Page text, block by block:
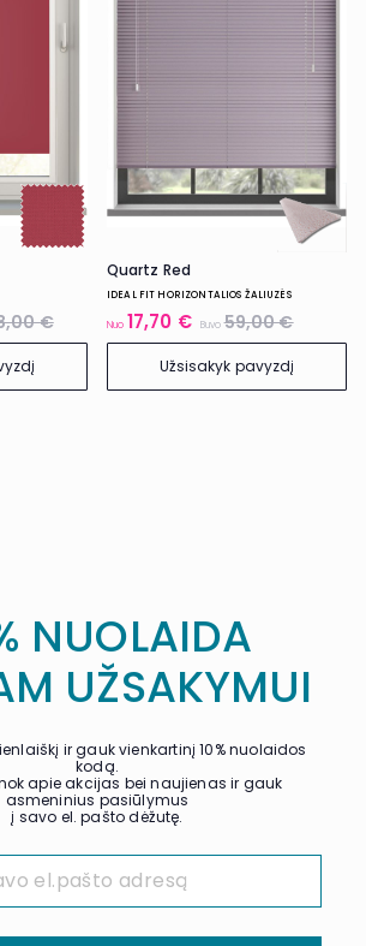
€
Quartz Red
IDEAL FIT HORIZONTALIOS ŽALIUZĖS
Nuo 17,70 € Buvo59,00 €
Užsisakyk pavyzdį
NUOLAIDA
UŽSAKYMUI
ir gauk vienkartinį 10% nuolaidos
kodą.
apie akcijas bei naujienas ir gauk
asmeninius pasiūlymus
į savo el. pašto dėžutę.